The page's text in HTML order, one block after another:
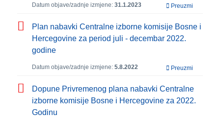
Datum objave/zadnje izmjene: 31.1.2023 Preuzmi
Plan nabavki Centralne izborne komisije Bosne i
Hercegovine za period juli - decembar 2022.
godine
Datum objave/zadnje izmjene: 5.8.2022 Preuzmi
Dopune Privremenog plana nabavki Centralne
izborne komisije Bosne i Hercegovine za 2022.
Godinu